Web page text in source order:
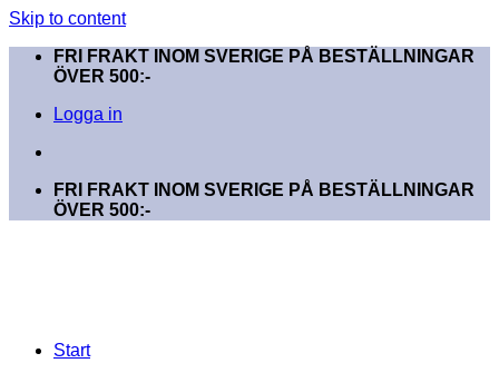
Skip to content
FRI FRAKT INOM SVERIGE PÅ BESTÄLLNINGAR
ÖVER 500:-
Logga in
FRI FRAKT INOM SVERIGE PÅ BESTÄLLNINGAR
ÖVER 500:-
Start